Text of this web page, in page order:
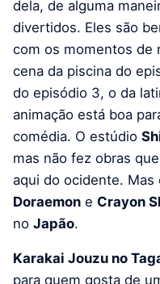
dela, de alguma
divertidos. Eles são
com os momentos de
cena da piscina do
do episódio 3, o da
animação está boa
comédia. O estúdio
mas não fez obras
aqui do ocidente.
Doraemon e Crayon
no Japão.
Karakai Jouzu no
para quem gosta de